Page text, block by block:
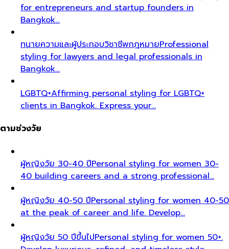
for entrepreneurs and startup founders in
Bangkok…
ทนายความและผู้ประกอบวิชาชีพกฎหมายProfessional
styling for lawyers and legal professionals in
Bangkok…
LGBTQ+Affirming personal styling for LGBTQ+
clients in Bangkok. Express your…
ตามช่วงวัย
ผู้หญิงวัย 30-40 ปีPersonal styling for women 30-
40 building careers and a strong professional…
ผู้หญิงวัย 40-50 ปีPersonal styling for women 40-50
at the peak of career and life. Develop…
ผู้หญิงวัย 50 ปีขึ้นไปPersonal styling for women 50+.